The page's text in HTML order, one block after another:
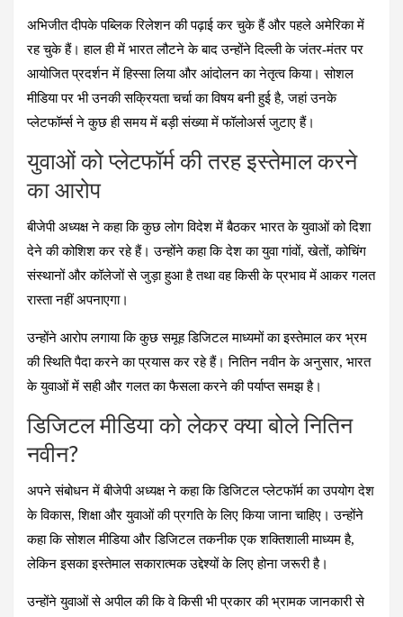
अभिजीत दीपके पब्लिक रिलेशन की पढ़ाई कर चुके हैं और पहले अमेरिका में
रह चुके हैं। हाल ही में भारत लौटने के बाद उन्होंने दिल्ली के जंतर-मंतर पर
आयोजित प्रदर्शन में हिस्सा लिया और आंदोलन का नेतृत्व किया। सोशल
मीडिया पर भी उनकी सक्रियता चर्चा का विषय बनी हुई है, जहां उनके
प्लेटफॉर्म्स ने कुछ ही समय में बड़ी संख्या में फॉलोअर्स जुटाए हैं।
युवाओं को प्लेटफॉर्म की तरह इस्तेमाल करने
का आरोप
बीजेपी अध्यक्ष ने कहा कि कुछ लोग विदेश में बैठकर भारत के युवाओं को दिशा
देने की कोशिश कर रहे हैं। उन्होंने कहा कि देश का युवा गांवों, खेतों, कोचिंग
संस्थानों और कॉलेजों से जुड़ा हुआ है तथा वह किसी के प्रभाव में आकर गलत
रास्ता नहीं अपनाएगा।
उन्होंने आरोप लगाया कि कुछ समूह डिजिटल माध्यमों का इस्तेमाल कर भ्रम
की स्थिति पैदा करने का प्रयास कर रहे हैं। नितिन नवीन के अनुसार, भारत
के युवाओं में सही और गलत का फैसला करने की पर्याप्त समझ है।
डिजिटल मीडिया को लेकर क्या बोले नितिन
नवीन?
अपने संबोधन में बीजेपी अध्यक्ष ने कहा कि डिजिटल प्लेटफॉर्म का उपयोग देश
के विकास, शिक्षा और युवाओं की प्रगति के लिए किया जाना चाहिए। उन्होंने
कहा कि सोशल मीडिया और डिजिटल तकनीक एक शक्तिशाली माध्यम है,
लेकिन इसका इस्तेमाल सकारात्मक उद्देश्यों के लिए होना जरूरी है।
उन्होंने युवाओं से अपील की कि वे किसी भी प्रकार की भ्रामक जानकारी से